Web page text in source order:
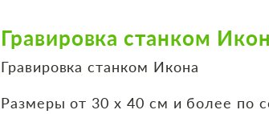
Гравировка станком
Гравировка станком Икона
Размеры от 30 х 40 см и более по